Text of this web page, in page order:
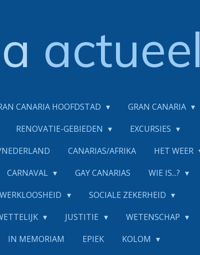
actueel
CANARIA HOOFDSTAD
GRAN CANARIA
RENOVATIE-GEBIEDEN
EXCURSIES
CANARIAS/AFRIKA
HET WEER
CARNAVAL GAY CANARIAS
WIE IS...?
WERKLOOSHEID
SOCIALE ZEKERHEID
JUSTITIE
WETENSCHAP
IN MEMORIAM EPIEK
KOLOM